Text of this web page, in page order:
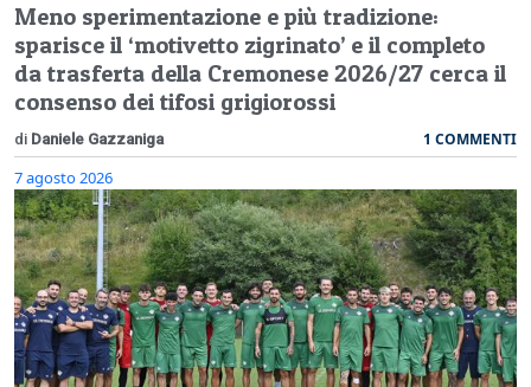
Meno sperimentazione e più tradizione:
sparisce il ‘motivetto zigrinato’ e il completo
da trasferta della Cremonese 2026/27 cerca il
consenso dei tifosi grigiorossi
di Daniele Gazzaniga 1 COMMENTI
7 agosto 2026